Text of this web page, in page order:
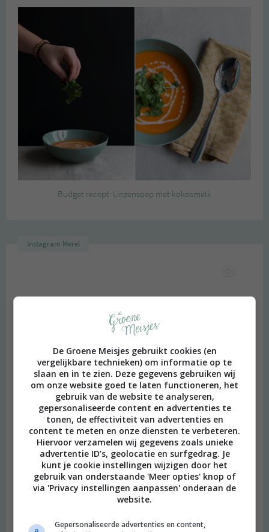
Budget recept: Linzensoep met kokosmelk
Instagram Merel
De Groene Meisjes gebruikt cookies (en
vergelijkbare technieken) om informatie op te
slaan en in te zien. Deze gegevens gebruiken wij
om onze website goed te laten functioneren, het
gebruik van de website te analyseren,
gepersonaliseerde content en advertenties te
tonen, de effectiviteit van advertenties en
content te meten en onze diensten te verbeteren.
Hiervoor verzamelen wij gegevens zoals unieke
advertentie ID’s, geolocatie en surfgedrag. Je
kunt je cookie instellingen wijzigen door het
gebruik van onderstaande 'Meer opties' knop of
via 'Privacy instellingen aanpassen' onderaan de
website.
Gepersonaliseerde advertenties en content,